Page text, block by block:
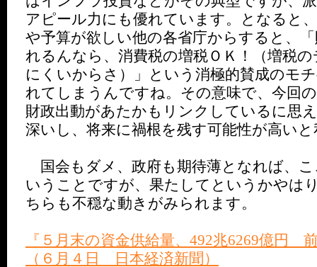
アピール力にも優れています。となると
や予算が欲しい他の各省庁からすると、
れるんなら、消費税の増税ＯＫ！（増税
にくいからさ）」という消極的賛成のモ
れてしまうんですね。その意味で、今回
財政出動があたかもリンクしているに思
深いし、将来に禍根を残す可能性が高い
国会もダメ、政府も期待薄となれば、
いうことですが、果たしてというかやは
ちらも不穏な動きがみられます。
『５月末の資金供給量、492兆6269億円
（６月４日 日本経済新聞）